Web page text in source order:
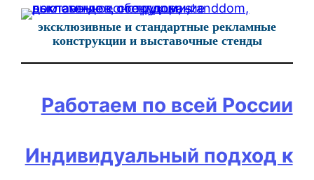
Перейти
эксклюзивные и стандартные рекламные
конструкции и выставочные стенды
Работаем по всей России
Индивидуальный подход к